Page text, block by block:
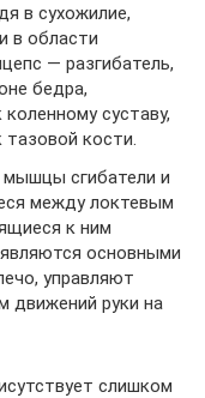
в сухожилие,
в области
— разгибатель,
бедра,
суставу,
тазовой кости.
мышцы сгибатели и
между локтевым
к ним
основными
управляют
руки на
слишком